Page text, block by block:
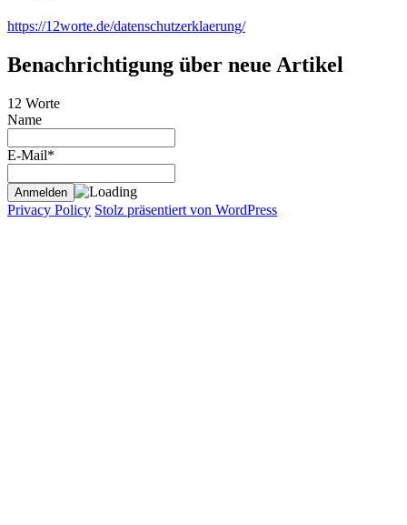
https://12worte.de/datenschutzerklaerung/
Benachrichtigung über neue Artikel
12 Worte
Name
E-Mail*
Privacy Policy Stolz präsentiert von WordPress